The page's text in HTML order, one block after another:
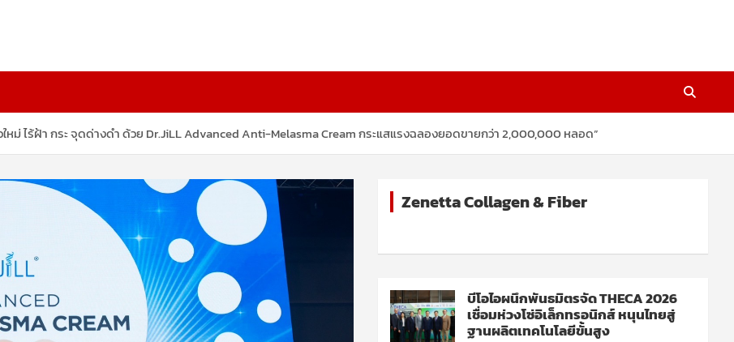
ม่ ไร้ฝ้า กระ จุดด่างดำ ด้วย Dr.JiLL Advanced Anti-Melasma Cream กระแสแรงฉลองยอดขายกว่า 2,000,000 หลอด”
Zenetta Collagen & Fiber
บีโอไอผนึกพันธมิตรจัด THECA 2026
เชื่อมห่วงโซ่อิเล็กทรอนิกส์ หนุนไทยสู่
ฐานผลิตเทคโนโลยีขั้นสูง